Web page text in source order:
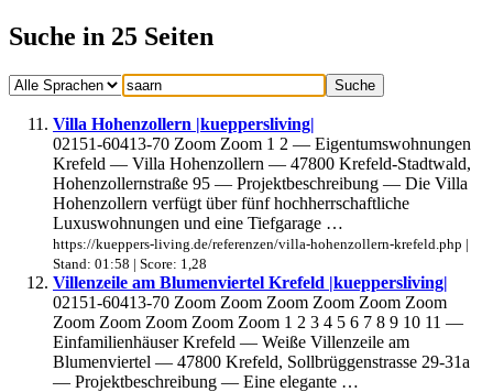
Suche in 25 Seiten
Villa Hohenzollern |kueppersliving|
02151-60413-70 Zoom Zoom 1 2 — Eigentumswohnungen
Krefeld — Villa Hohenzollern — 47800 Krefeld-Stadtwald,
Hohenzollernstraße 95 — Projektbeschreibung — Die Villa
Hohenzollern verfügt über fünf hochherrschaftliche
Luxuswohnungen und eine Tiefgarage …
https://kueppers-living.de/referenzen/villa-hohenzollern-krefeld.php |
Stand: 01:58 | Score: 1,28
Villenzeile am Blumenviertel Krefeld |kueppersliving|
02151-60413-70 Zoom Zoom Zoom Zoom Zoom Zoom
Zoom Zoom Zoom Zoom Zoom 1 2 3 4 5 6 7 8 9 10 11 —
Einfamilienhäuser Krefeld — Weiße Villenzeile am
Blumenviertel — 47800 Krefeld, Sollbrüggenstrasse 29-31a
— Projektbeschreibung — Eine elegante …